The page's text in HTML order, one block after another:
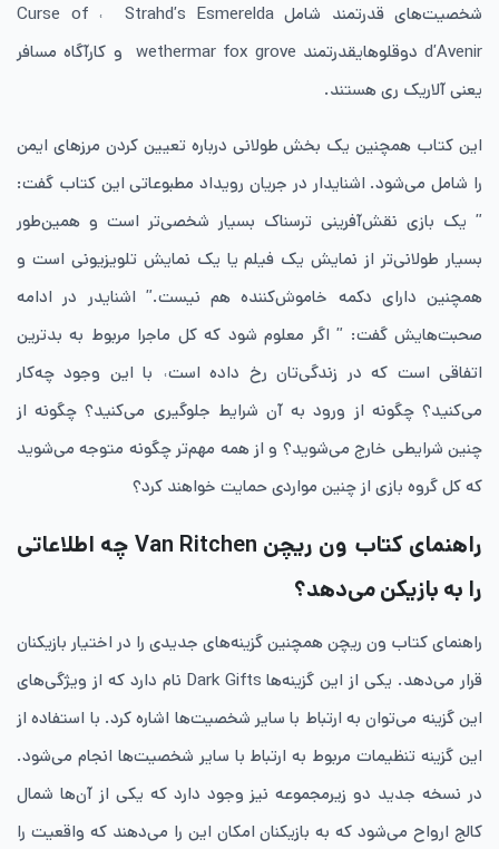
شخصیت‌های قدرتمند شامل Curse of ˓ Strahd’s Esmerelda
d’Avenir دوقلوهایقدرتمند wethermar fox grove و کارآگاه مسافر
یعنی آلاریک ری هستند.
این کتاب همچنین یک بخش طولانی درباره تعیین کردن مرزهای ایمن
را شامل می‌شود. اشنایدار در جریان رویداد مطبوعاتی این کتاب گفت:
” یک بازی نقش‌آفرینی ترسناک بسیار شخصی‌تر است و همین‌طور
بسیار طولانی‌تر از نمایش یک فیلم یا یک نمایش تلویزیونی است و
همچنین دارای دکمه خاموش‌کننده هم نیست.” اشنایدر در ادامه
صحبت‌هایش گفت: ” اگر معلوم شود که کل ماجرا مربوط به بدترین
اتفاقی است که در زندگی‌تان رخ داده است˓ با این وجود چه‌کار
می‌کنید؟ چگونه از ورود به آن شرایط جلوگیری می‌کنید؟ چگونه از
چنین شرایطی خارج می‌شوید؟ و از همه مهم‌تر چگونه متوجه می‌شوید
که کل گروه بازی از ‌چنین مواردی حمایت خواهند کرد؟
راهنمای کتاب ون ریچن Van Ritchen چه اطلاعاتی
را به بازیکن می‌دهد؟
راهنمای کتاب ون ریچن همچنین گزینه‌های جدیدی را در اختیار بازیکنان
قرار می‌دهد. یکی از این گزینه‌ها Dark Gifts نام دارد که از ویژگی‌های
این گزینه می‌توان به ارتباط با سایر شخصیت‌ها اشاره کرد. با استفاده از
این گزینه تنظیمات مربوط به ارتباط با سایر شخصیت‌ها انجام می‌شود.
در نسخه جدید دو زیرمجموعه نیز وجود دارد که یکی از آن‌ها شمال
کالج ارواح می‌شود که به بازیکنان امکان این را می‌دهند که واقعیت را